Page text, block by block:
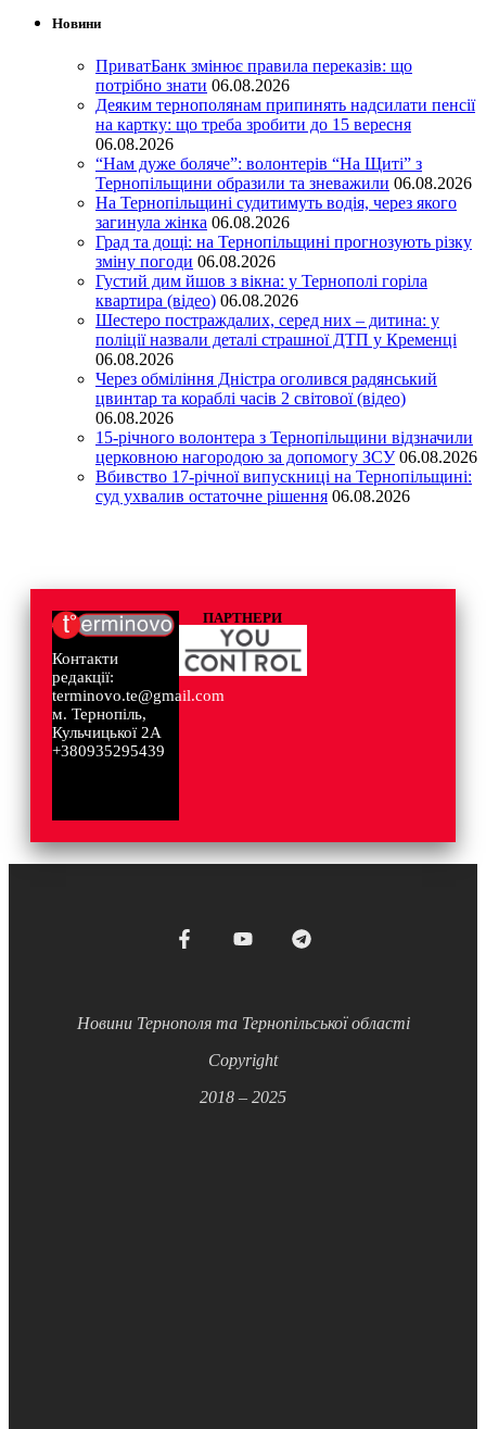
Новини
ПриватБанк змінює правила переказів: що
потрібно знати 06.08.2026
Деяким тернополянам припинять надсилати пенсії
на картку: що треба зробити до 15 вересня
06.08.2026
“Нам дуже боляче”: волонтерів “На Щиті” з
Тернопільщини образили та зневажили 06.08.2026
На Тернопільщині судитимуть водія, через якого
загинула жінка 06.08.2026
Град та дощі: на Тернопільщині прогнозують різку
зміну погоди 06.08.2026
Густий дим йшов з вікна: у Тернополі горіла
квартира (відео) 06.08.2026
Шестеро постраждалих, серед них – дитина: у
поліції назвали деталі страшної ДТП у Кременці
06.08.2026
Через обміління Дністра оголився радянський
цвинтар та кораблі часів 2 світової (відео)
06.08.2026
15-річного волонтера з Тернопільщини відзначили
церковною нагородою за допомогу ЗСУ 06.08.2026
Вбивство 17-річної випускниці на Тернопільщині:
суд ухвалив остаточне рішення 06.08.2026
Контакти
редакції:
terminovo.te@gmail.com
м. Тернопіль,
Кульчицької 2А
+380935295439
ПАРТНЕРИ
Новини Тернополя та Тернопільської області
Copyright
2018 – 2025